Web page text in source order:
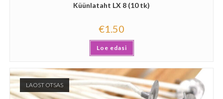
Küünlataht LX 8 (10 tk)
€1.50
Loe edasi
LAOST OTSAS